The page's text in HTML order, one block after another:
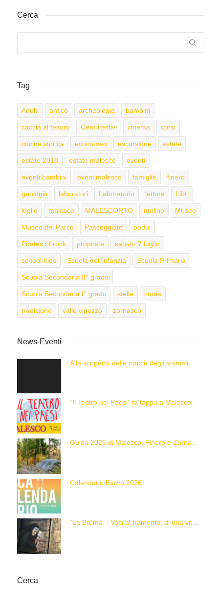
Cerca
Tag
Adulti antico archeologia bambini
caccia al tesoro Centri estivi cinema corsi
cucina storica ecomuseo escursione estate
estate 2018 estate malesco eventi
eventi bambini eventimalesco famiglie finero
geologia laboratori Laboratorio letture Libri
luglio malesco MALESCORTO mulino Museo
Museo del Parco Passeggiate pedui
Pirates of rock proposte sabato 7 luglio
school-kids Scuola dell'infanzia Scuola Primaria
Scuola Secondaria II° grado
Scuola Secondaria I° grado stelle storia
tradizione valle vigezzo zornasco
News-Eventi
“Il Teatro nei Paesi” fa tappa a Malesco
Calendario Estivo 2026
“La Brüma – Voci al tramonto, di una vita e di un’epoca”
Cerca